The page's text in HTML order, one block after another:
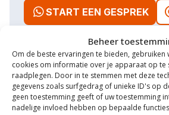
Beheer
Om de beste ervaringen te bieden, gebruiken
cookies om informatie over je apparaat op te
raadplegen. Door in te stemmen met deze
gegevens zoals surfgedrag of unieke ID's op
geen toestemming geeft of uw toestemming
nadelige invloed hebben op bepaalde
START EEN GESPREK
Waarom VM
Uitgebreide showroom